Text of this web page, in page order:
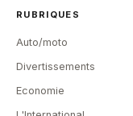
RUBRIQUES
Auto/moto
Divertissements
Economie